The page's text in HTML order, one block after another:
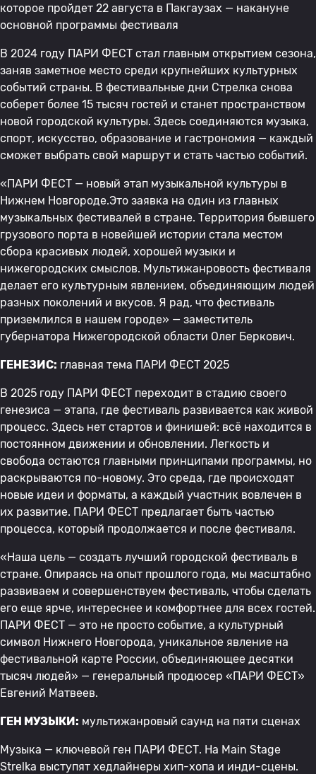
которое пройдет 22 августа в Пакгаузах — накануне
основной программы фестиваля
В 2024 году ПАРИ ФЕСТ стал главным открытием сезона,
заняв заметное место среди крупнейших культурных
событий страны. В фестивальные дни Стрелка снова
соберет более 15 тысяч гостей и станет пространством
новой городской культуры. Здесь соединяются музыка,
спорт, искусство, образование и гастрономия — каждый
сможет выбрать свой маршрут и стать частью событий.
«ПАРИ ФЕСТ — новый этап музыкальной культуры в
Нижнем Новгороде.Это заявка на один из главных
музыкальных фестивалей в стране. Территория бывшего
грузового порта в новейшей истории стала местом
сбора красивых людей, хорошей музыки и
нижегородских смыслов. Мультижанровость фестиваля
делает его культурным явлением, объединяющим людей
разных поколений и вкусов. Я рад, что фестиваль
приземлился в нашем городе» — заместитель
губернатора Нижегородской области Олег Беркович.
ГЕНЕЗИС: главная тема ПАРИ ФЕСТ 2025
В 2025 году ПАРИ ФЕСТ переходит в стадию своего
генезиса — этапа, где фестиваль развивается как живой
процесс. Здесь нет стартов и финишей: всё находится в
постоянном движении и обновлении. Легкость и
свобода остаются главными принципами программы, но
раскрываются по-новому. Это среда, где происходят
новые идеи и форматы, а каждый участник вовлечен в
их развитие. ПАРИ ФЕСТ предлагает быть частью
процесса, который продолжается и после фестиваля.
«Наша цель — создать лучший городской фестиваль в
стране. Опираясь на опыт прошлого года, мы масштабно
развиваем и совершенствуем фестиваль, чтобы сделать
его еще ярче, интереснее и комфортнее для всех гостей.
ПАРИ ФЕСТ — это не просто событие, а культурный
символ Нижнего Новгорода, уникальное явление на
фестивальной карте России, объединяющее десятки
тысяч людей» — генеральный продюсер «ПАРИ ФЕСТ»
Евгений Матвеев.
ГЕН МУЗЫКИ: мультижанровый саунд на пяти сценах
Музыка — ключевой ген ПАРИ ФЕСТ. На Main Stage
Strelka выступят хедлайнеры хип-хопа и инди-сцены.